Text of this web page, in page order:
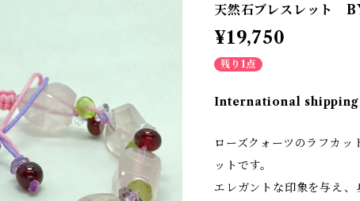
天然石ブレスレット
¥19,750
残り1点
International
ローズクォーツのラフカ
ットです。
エレガントな印象を与え